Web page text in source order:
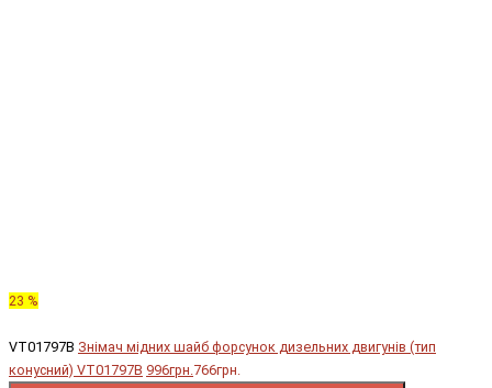
23 %
VT01797B Знімач мідних шайб форсунок дизельних двигунів (тип
конусний) VT01797B 996грн.766грн.